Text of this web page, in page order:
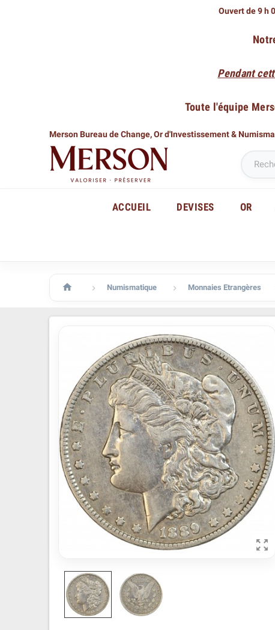
Ouvert de 9 h
Pendant
Toute l'équipe
Merson Bureau de Change, Or d'Investissement &
ACCUEIL DEVISES OR
  Numismatique  Monnaies Etrangères
